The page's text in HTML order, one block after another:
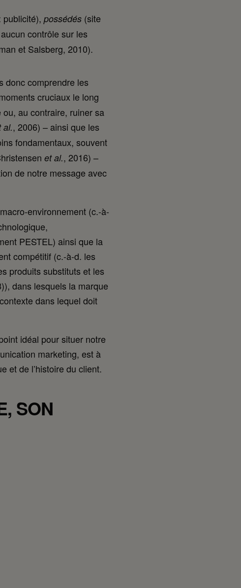
publicité), possédés (site
contrôle sur les
et Salsberg, 2010).
donc comprendre les
cruciaux le long
au contraire, ruiner sa
al., 2006) – ainsi que les
fondamentaux, souvent
et al., 2016) –
de notre message avec
environnement (c.-à-
PESTEL) ainsi que la
compétitif (c.-à-d. les
produits substituts et les
dans lesquels la marque
dans lequel doit
idéal pour situer notre
marketing, est à
et de l’histoire du client.
SON